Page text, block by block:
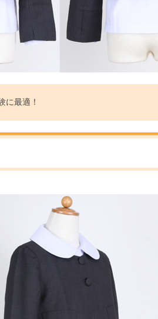
に最適！